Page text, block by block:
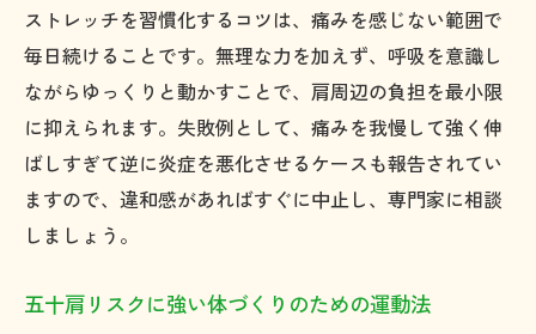
ストレッチを習慣化するコツは、痛みを感じない範囲で
毎日続けることです。無理な力を加えず、呼吸を意識し
ながらゆっくりと動かすことで、肩周辺の負担を最小限
に抑えられます。失敗例として、痛みを我慢して強く伸
ばしすぎて逆に炎症を悪化させるケースも報告されてい
ますので、違和感があればすぐに中止し、専門家に相談
しましょう。
五十肩リスクに強い体づくりのための運動法